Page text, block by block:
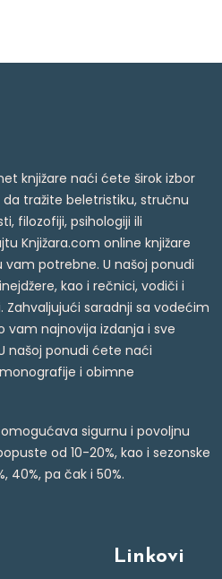
knjižare naći ćete širok izbor
da tražite beletristiku, stručnu
filozofiji, psihologiji ili
Knjižara.com online knjižare
potrebne. U našoj ponudi
kao i rečnici, vodiči i
Zahvaljujući saradnji sa vodećim
najnovija izdanja i sve
našoj ponudi ćete naći
i obimne
sigurnu i povoljnu
od 10-20%, kao i sezonske
40%, pa čak i 50%.
Linkovi